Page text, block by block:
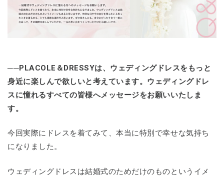
──PLACOLE＆DRESSYは、ウェディングドレスをもっと
身近に楽しんで欲しいと考えています。ウェディングドレ
スに憧れるすべての皆様へメッセージをお願いいたしま
す。
今回実際にドレスを着てみて、本当に特別で幸せな気持ち
になりました。
ウェディングドレスは結婚式のためだけのものというイメ